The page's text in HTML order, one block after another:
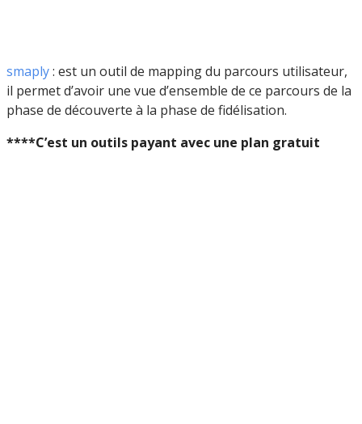
smaply: est un outil de mapping du parcours utilisateur,
il permet d’avoir une vue d’ensemble de ce parcours de la
phase de découverte à la phase de fidélisation.
****C’est un outils payant avec une plan gratuit